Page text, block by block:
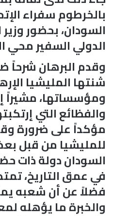
بالخرطوم سفراء
السودان، بحضور
الدولي السفير محي
وقدم البرهان شرحاً
شنتها المليشيا
ومؤسساتها، مشيراً
والفظائع التي
مؤكداً على ضرورة
للمليشيا من قبل
السودان دولة ذات
في عمق التاريخ،
فضلاً عن أن شعبه
والخبرة ما يؤهله